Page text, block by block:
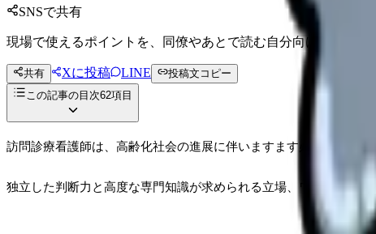
SNSで共有
現場で使えるポイントを、同僚やあとで読む自分向けに残せま
共有 Xに投稿 LINE
投稿文コピー
この記事の目次62項目
訪問診療看護師は、高齢化社会の進展に伴いますます必要があり
独立した判断力と高度な専門知識が求められる立場、ワークライ